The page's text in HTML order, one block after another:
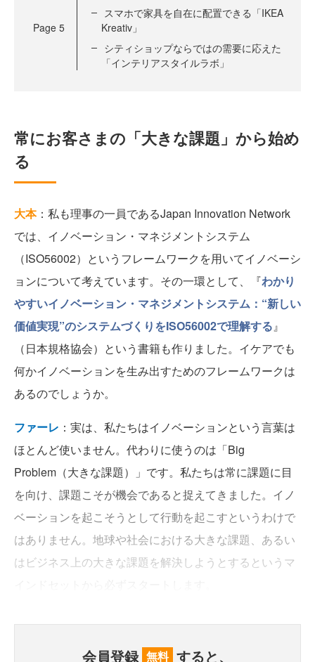
Page 5
スマホで家具を自在に配置できる「IKEA
Kreativ」
シティショップならではの需要に応えた
「インテリアスタイルラボ」
常にお客さまの「大きな課題」から始め
る
大本：私も理事の一員であるJapan Innovation Network
では、イノベーション・マネジメントシステム
（ISO56002）というフレームワークを用いてイノベーシ
ョンについて考えています。その一環として、『わかり
やすいイノベーション・マネジメントシステム：“新しい
価値実現”のシステムづくりをISO56002で理解する』
（日本規格協会）という書籍も作りました。イケアでも
何かイノベーションを生み出すためのフレームワークは
あるのでしょうか。
ファーレ ：実は、私たちはイノベーションという言葉は
ほとんど使いません。代わりに使うのは「Big
Problem（大きな課題）」です。私たちは常に課題に目
を向け、課題こそが機会であると捉えてきました。イノ
ベーションを起こそうとして行動を起こすというわけで
はありません。地球や社会における大きな課題、あるい
はビジネス上の大きな課題を解決しようとするというマ
会員登録 無料 すると、